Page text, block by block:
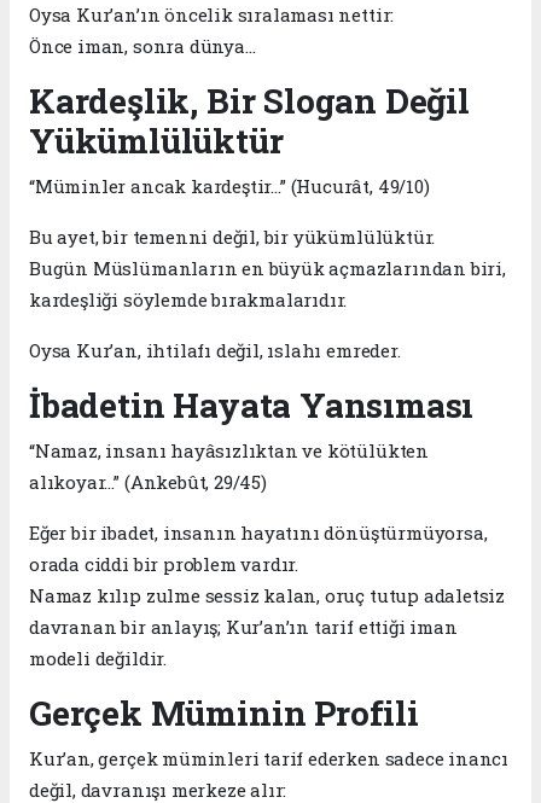
Oysa Kur’an’ın öncelik sıralaması nettir:
Önce iman, sonra dünya…
Kardeşlik, Bir Slogan Değil
Yükümlülüktür
“Müminler ancak kardeştir…” (Hucurât, 49/10)
Bu ayet, bir temenni değil, bir yükümlülüktür.
Bugün Müslümanların en büyük açmazlarından biri,
kardeşliği söylemde bırakmalarıdır.
Oysa Kur’an, ihtilafı değil, ıslahı emreder.
İbadetin Hayata Yansıması
“Namaz, insanı hayâsızlıktan ve kötülükten
alıkoyar…” (Ankebût, 29/45)
Eğer bir ibadet, insanın hayatını dönüştürmüyorsa,
orada ciddi bir problem vardır.
Namaz kılıp zulme sessiz kalan, oruç tutup adaletsiz
davranan bir anlayış; Kur’an’ın tarif ettiği iman
modeli değildir.
Gerçek Müminin Profili
Kur’an, gerçek müminleri tarif ederken sadece inancı
değil, davranışı merkeze alır: